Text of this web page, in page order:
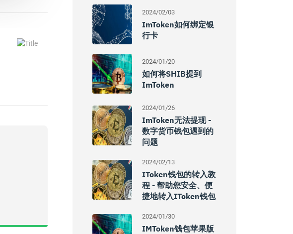
2024/02/03
ImToken如何绑定银
行卡
2024/01/20
如何将SHIB提到
ImToken
2024/01/26
ImToken无法提现 -
数字货币钱包遇到的
问题
2024/02/13
IToken钱包的转入教
程 - 帮助您安全、便
捷地转入iToken钱包
2024/01/30
IMToken钱包苹果版